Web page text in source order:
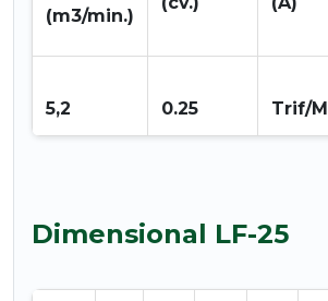
(m3/min.)
5,2 0.25 Trif/
Dimensional LF-25